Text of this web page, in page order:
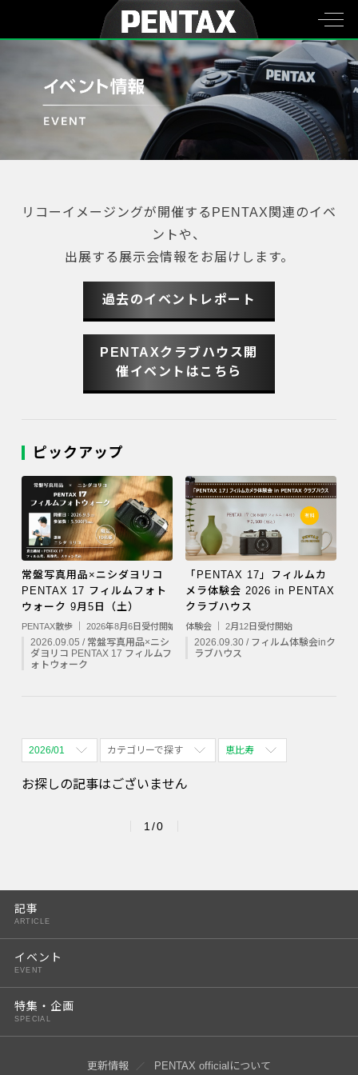
リコーイメージングが開催するPENTAX関連のイベ
ントや、
出展する展示会情報をお届けします。
過去のイベントレポート
PENTAXクラブハウス開
催イベントはこちら
ピックアップ
常盤写真用品×ニシダヨリコ
PENTAX 17 フィルムフォト
ウォーク 9月5日（土）
PENTAX散歩 ｜ 2026年8月6日受付開始
2026.09.05 / 常盤写真用品×ニシ
ダヨリコ PENTAX 17 フィルムフ
ォトウォーク
「PENTAX 17」フィルムカ
メラ体験会 2026 in PENTAX
クラブハウス
体験会 ｜ 2月12日受付開始
2026.09.30 / フィルム体験会inク
ラブハウス
2026/01
全期間
2026/11
2027/01
2027/03
カテゴリーで探す
全て表示
恵比寿
お探しの記事はございません
1/0
記事
ARTICLE
イベント
EVENT
特集・企画
SPECIAL
更新情報 PENTAX officialについて